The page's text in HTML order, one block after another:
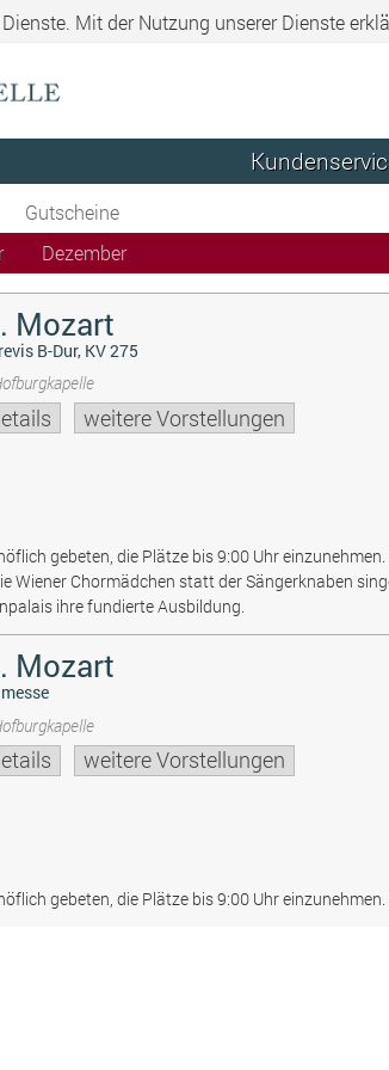
Mit der Nutzung unserer Dienste
Gutscheine
Dezember
Mozart
B-Dur, KV 275
weitere Vorstellungen
gebeten, die Plätze bis 9:00 Uhr
Wiener Chormädchen statt der Sängerknaben
ihre fundierte Ausbildung.
Mozart
weitere Vorstellungen
gebeten, die Plätze bis 9:00 Uhr